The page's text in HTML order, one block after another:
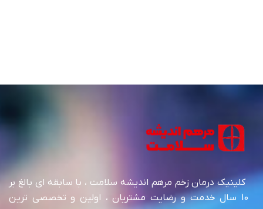
کلینیک درمان زخم مرهم اندیشه سلامت ، با سابقه ای بالغ بر
10 سال خدمت و رضایت مشتریان ، اولین و تخصصی ترین